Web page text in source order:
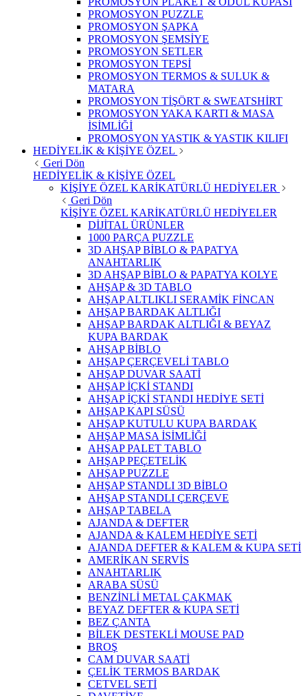
PROMOSYON PUZZLE
PROMOSYON ŞAPKA
PROMOSYON ŞEMSİYE
PROMOSYON SETLER
PROMOSYON TEPSİ
PROMOSYON TERMOS & SULUK &
MATARA
PROMOSYON TİŞÖRT & SWEATSHİRT
PROMOSYON YAKA KARTI & MASA
İSİMLİĞİ
PROMOSYON YASTIK & YASTIK KILIFI
HEDİYELİK & KİŞİYE ÖZEL
Geri Dön
HEDİYELİK & KİŞİYE ÖZEL
KİŞİYE ÖZEL KARİKATÜRLÜ HEDİYELER
Geri Dön
KİŞİYE ÖZEL KARİKATÜRLÜ HEDİYELER
DİJİTAL ÜRÜNLER
1000 PARÇA PUZZLE
3D AHŞAP BİBLO & PAPATYA
ANAHTARLIK
3D AHŞAP BİBLO & PAPATYA KOLYE
AHŞAP & 3D TABLO
AHŞAP ALTLIKLI SERAMİK FİNCAN
AHŞAP BARDAK ALTLIĞI
AHŞAP BARDAK ALTLIĞI & BEYAZ
KUPA BARDAK
AHŞAP BİBLO
AHŞAP ÇERÇEVELİ TABLO
AHŞAP DUVAR SAATİ
AHŞAP İÇKİ STANDI
AHŞAP İÇKİ STANDI HEDİYE SETİ
AHŞAP KAPI SÜSÜ
AHŞAP KUTULU KUPA BARDAK
AHŞAP MASA İSİMLİĞİ
AHŞAP PALET TABLO
AHŞAP PEÇETELİK
AHŞAP PUZZLE
AHŞAP STANDLI 3D BİBLO
AHŞAP STANDLI ÇERÇEVE
AHŞAP TABELA
AJANDA & DEFTER
AJANDA & KALEM HEDİYE SETİ
AJANDA DEFTER & KALEM & KUPA SETİ
AMERİKAN SERVİS
ANAHTARLIK
ARABA SÜSÜ
BENZİNLİ METAL ÇAKMAK
BEYAZ DEFTER & KUPA SETİ
BEZ ÇANTA
BİLEK DESTEKLİ MOUSE PAD
BROŞ
CAM DUVAR SAATİ
ÇELİK TERMOS BARDAK
CETVEL SETİ